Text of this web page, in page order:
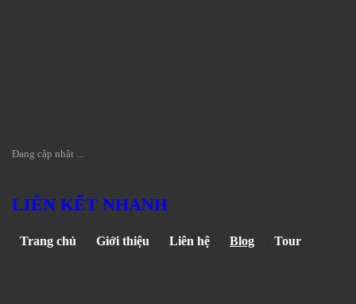
Đang cập nhật ...
LIÊN KẾT NHANH
Trang chủ Giới thiệu Liên hệ Blog Tour